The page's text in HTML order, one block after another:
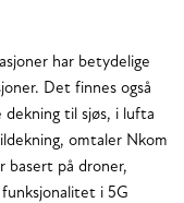
har betydelige
Det finnes også
dekning til sjøs, i lufta
omtaler Nkom
basert på droner,
i 5G